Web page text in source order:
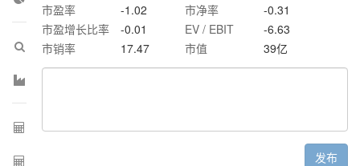
市盈率
-1.02 市净率
-0.31
市盈增长比率
-0.01 EV / EBIT
-6.63
市销率
17.47 市值 39亿
发布